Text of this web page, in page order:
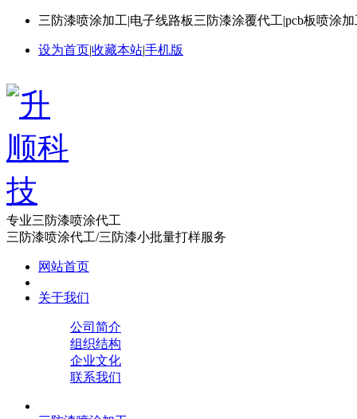
三防漆喷涂加工|电子线路板三防漆涂覆代工|pcb板喷涂
设为首页|收藏本站|手机版
专业三防漆喷涂代工
三防漆喷涂代工/三防漆小批量打样服务
网站首页
关于我们
公司简介
组织结构
企业文化
联系我们